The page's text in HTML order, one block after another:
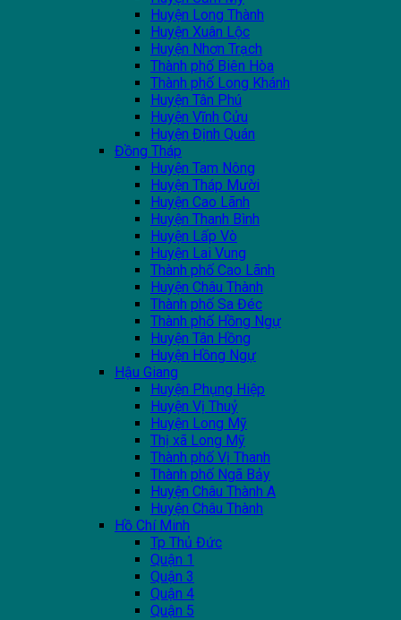
Huyện Long Thành
Huyện Xuân Lộc
Huyện Nhơn Trạch
Thành phố Biên Hòa
Thành phố Long Khánh
Huyện Tân Phú
Huyện Vĩnh Cửu
Huyện Định Quán
Đồng Tháp
Huyện Tam Nông
Huyện Tháp Mười
Huyện Cao Lãnh
Huyện Thanh Bình
Huyện Lấp Vò
Huyện Lai Vung
Thành phố Cao Lãnh
Huyện Châu Thành
Thành phố Sa Đéc
Thành phố Hồng Ngự
Huyện Tân Hồng
Huyện Hồng Ngự
Hậu Giang
Huyện Phụng Hiệp
Huyện Vị Thuỷ
Huyện Long Mỹ
Thị xã Long Mỹ
Thành phố Vị Thanh
Thành phố Ngã Bảy
Huyện Châu Thành A
Huyện Châu Thành
Hồ Chí Minh
Tp Thủ Đức
Quận 1
Quận 3
Quận 4
Quận 5